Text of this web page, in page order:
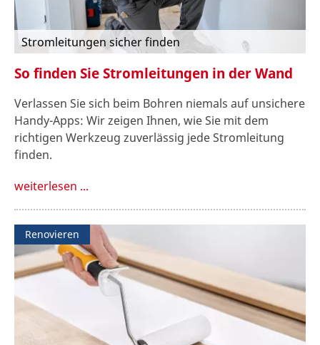
Stromleitungen sicher finden
So finden Sie Stromleitungen in der Wand
Verlassen Sie sich beim Bohren niemals auf unsichere
Handy-Apps: Wir zeigen Ihnen, wie Sie mit dem
richtigen Werkzeug zuverlässig jede Stromleitung
finden.
weiterlesen ...
Renovieren